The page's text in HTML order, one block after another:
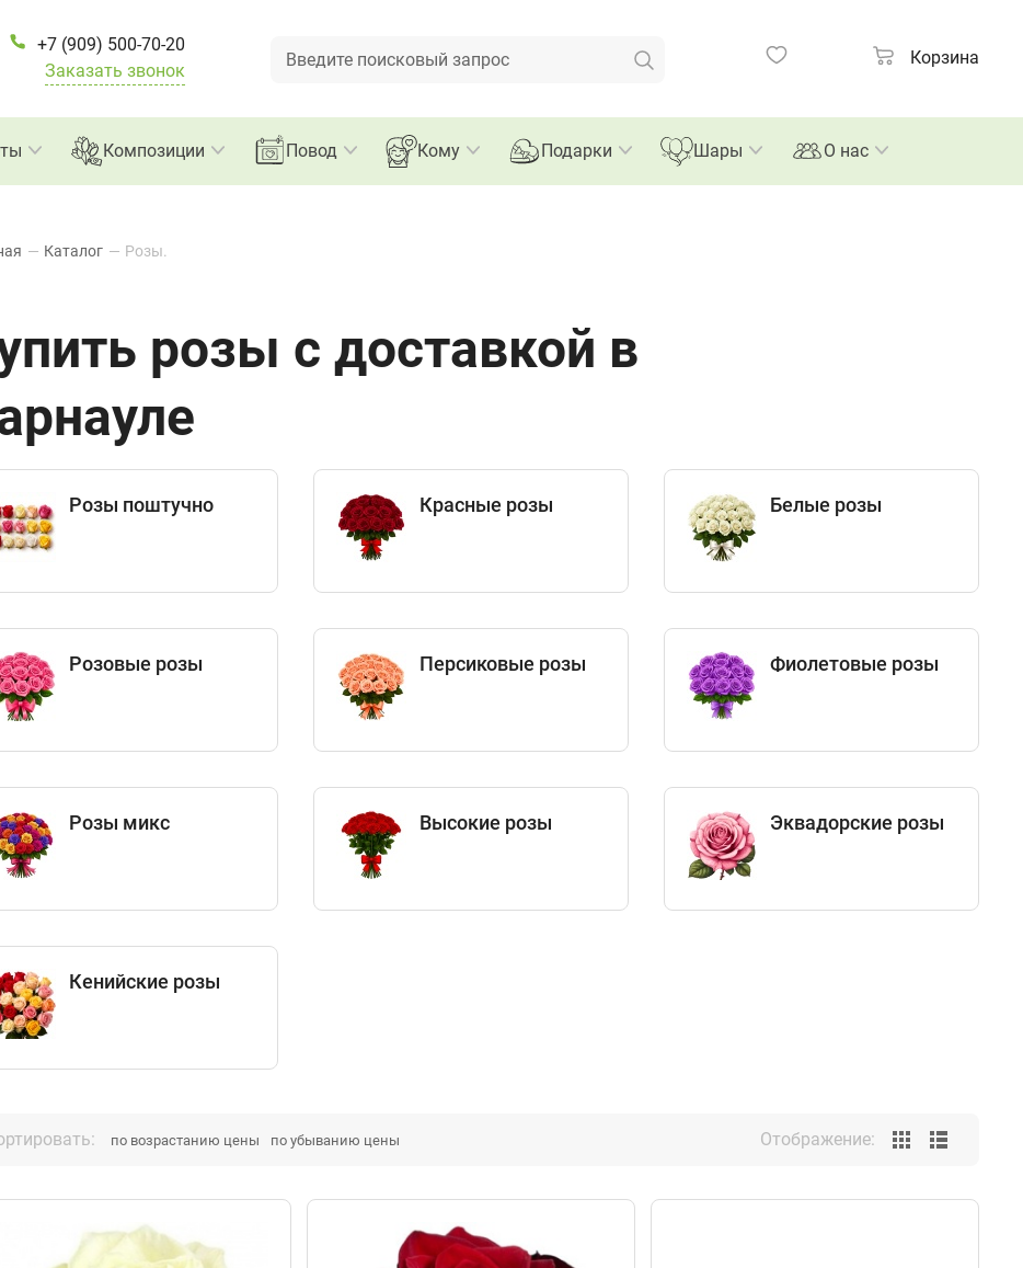
+7 (909) 500-70-20
Заказать звонок
Корзина
Композиции Повод Кому Подарки Шары О нас
— Каталог — Розы.
розы с доставкой в
Розы поштучно Красные розы Белые розы
Розовые розы Персиковые розы Фиолетовые розы
Розы микс Высокие розы Эквадорские розы
Кенийские розы
по возрастанию цены по убыванию цены Отображение: